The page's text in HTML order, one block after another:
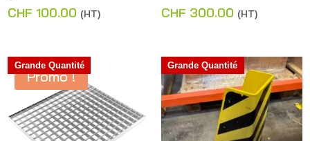
CHF 100.00 (HT) CHF 300.00 (HT)
Promo !
Grande Quantité Grande Quantité